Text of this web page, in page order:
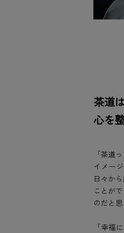
茶道
心を
「茶道
イメー
日々か
ことが
のだと思
「幸福